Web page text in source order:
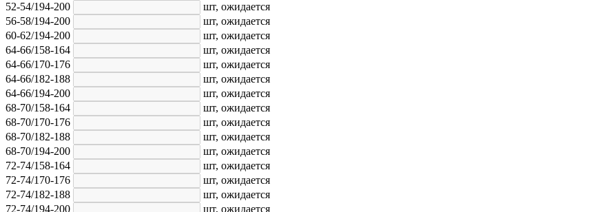
52-54/194-200
шт, ожидается
56-58/194-200
шт, ожидается
60-62/194-200
шт, ожидается
64-66/158-164
шт, ожидается
64-66/170-176
шт, ожидается
64-66/182-188
шт, ожидается
64-66/194-200
шт, ожидается
68-70/158-164
шт, ожидается
68-70/170-176
шт, ожидается
68-70/182-188
шт, ожидается
68-70/194-200
шт, ожидается
72-74/158-164
шт, ожидается
72-74/170-176
шт, ожидается
72-74/182-188
шт, ожидается
72-74/194-200
шт, ожидается